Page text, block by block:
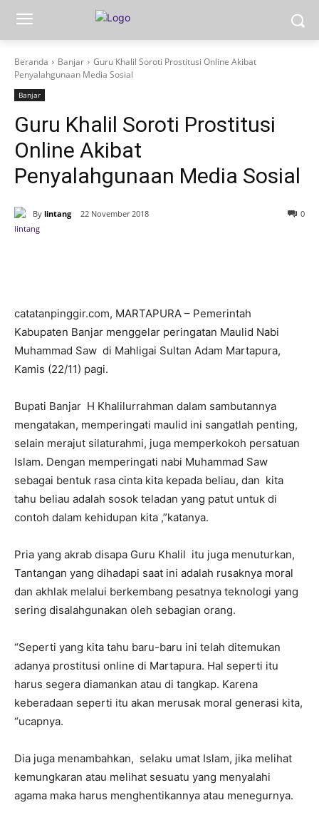
Beranda Banjar
Guru Khalil Soroti Prostitusi Online Akibat
Penyalahgunaan Media Sosial
Banjar
Guru Khalil Soroti Prostitusi
Online Akibat
Penyalahgunaan Media Sosial
By lintang 22 November 2018 0
catatanpinggir.com, MARTAPURA – Pemerintah
Kabupaten Banjar menggelar peringatan Maulid Nabi
Muhammad Saw di Mahligai Sultan Adam Martapura,
Kamis (22/11) pagi.
Bupati Banjar H Khalilurrahman dalam sambutannya
mengatakan, memperingati maulid ini sangatlah penting,
selain merajut silaturahmi, juga memperkokoh persatuan
Islam. Dengan memperingati nabi Muhammad Saw
sebagai bentuk rasa cinta kita kepada beliau, dan kita
tahu beliau adalah sosok teladan yang patut untuk di
contoh dalam kehidupan kita ,”katanya.
Pria yang akrab disapa Guru Khalil itu juga menuturkan,
Tantangan yang dihadapi saat ini adalah rusaknya moral
dan akhlak melalui berkembang pesatnya teknologi yang
sering disalahgunakan oleh sebagian orang.
“Seperti yang kita tahu baru-baru ini telah ditemukan
adanya prostitusi online di Martapura. Hal seperti itu
harus segera diamankan atau di tangkap. Karena
keberadaan seperti itu akan merusak moral generasi kita,
“ucapnya.
Dia juga menambahkan, selaku umat Islam, jika melihat
kemungkaran atau melihat sesuatu yang menyalahi
agama maka harus menghentikannya atau menegurnya.